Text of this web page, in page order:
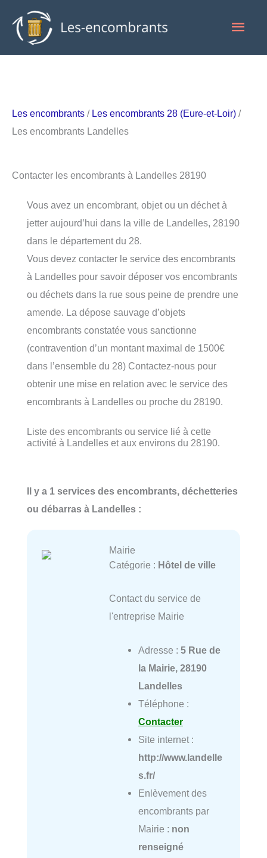
contenu
Les encombrants / Les encombrants 28 (Eure-et-Loir) /
Les encombrants Landelles
Contacter les encombrants à Landelles 28190
Vous avez un encombrant, objet ou un déchet à
jetter aujourd’hui dans la ville de Landelles, 28190
dans le département du 28.
Vous devez contacter le service des encombrants
à Landelles pour savoir déposer vos encombrants
ou déchets dans la rue sous peine de prendre une
amende. La dépose sauvage d’objets
encombrants constatée vous sanctionne
(contravention d’un montant maximal de 1500€
dans l’ensemble du 28) Contactez-nous pour
obtenir une mise en relation avec le service des
encombrants à Landelles ou proche du 28190.
Liste des encombrants ou service lié à cette
activité à Landelles et aux environs du 28190.
Il y a 1 services des encombrants, déchetteries
ou débarras à Landelles :
Mairie
Catégorie : Hôtel de ville
Contact du service de
l'entreprise Mairie
Adresse : 5 Rue de
la Mairie, 28190
Landelles
Téléphone :
Contacter
Site internet :
http://www.landelle
s.fr/
Enlèvement des
encombrants par
Mairie : non
renseigné